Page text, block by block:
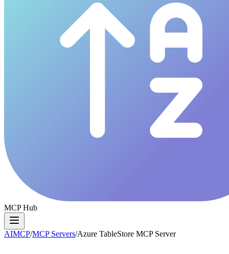
MCP Hub
AIMCP/MCP Servers/Azure TableStore MCP Server